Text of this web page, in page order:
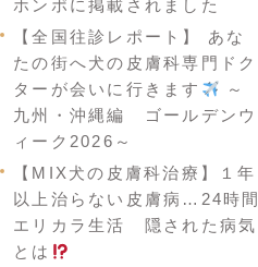
ホンポに掲載されました
【全国往診レポート】 あな
たの街へ犬の皮膚科専門ドク
ターが会いに行きます
～
九州・沖縄編 ゴールデンウ
ィーク2026～
【MIX犬の皮膚科治療】１年
以上治らない皮膚病…24時間
エリカラ生活 隠された病気
とは